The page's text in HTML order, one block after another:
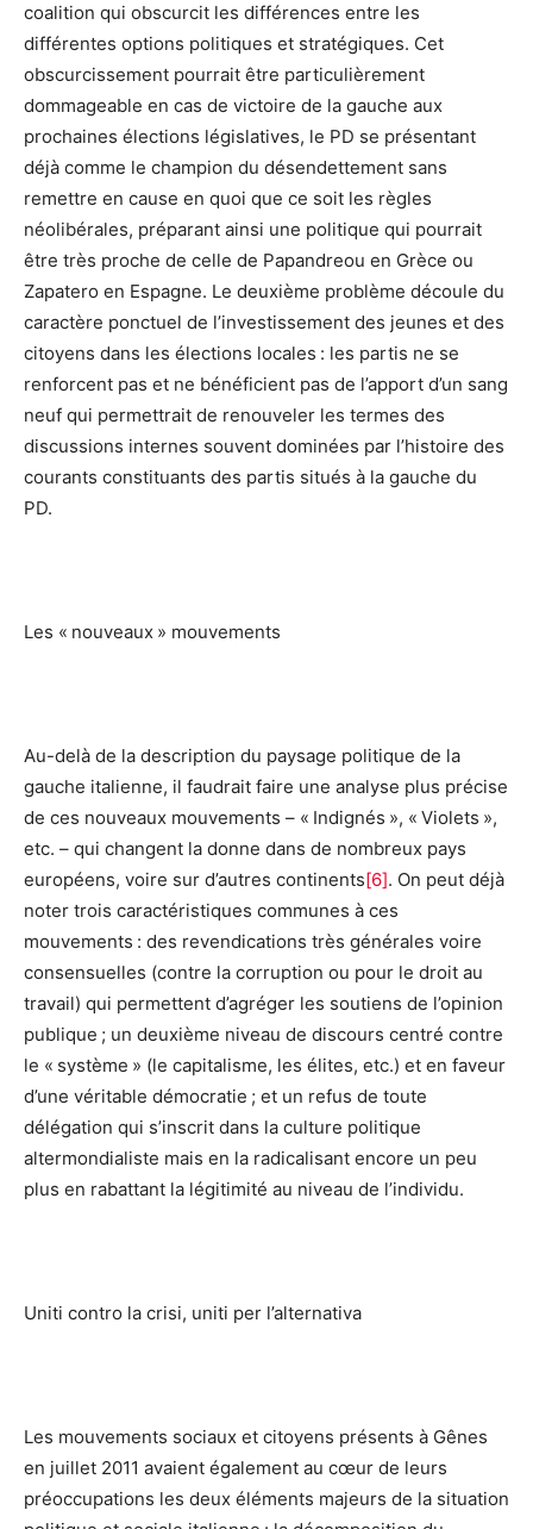
coalition qui obscurcit les différences entre les
différentes options politiques et stratégiques. Cet
obscurcissement pourrait être particulièrement
dommageable en cas de victoire de la gauche aux
prochaines élections législatives, le PD se présentant
déjà comme le champion du désendettement sans
remettre en cause en quoi que ce soit les règles
néolibérales, préparant ainsi une politique qui pourrait
être très proche de celle de Papandreou en Grèce ou
Zapatero en Espagne. Le deuxième problème découle du
caractère ponctuel de l’investissement des jeunes et des
citoyens dans les élections locales : les partis ne se
renforcent pas et ne bénéficient pas de l’apport d’un sang
neuf qui permettrait de renouveler les termes des
discussions internes souvent dominées par l’histoire des
courants constituants des partis situés à la gauche du
PD.
Les « nouveaux » mouvements
Au-delà de la description du paysage politique de la
gauche italienne, il faudrait faire une analyse plus précise
de ces nouveaux mouvements – « Indignés », « Violets »,
etc. – qui changent la donne dans de nombreux pays
européens, voire sur d’autres continents[6]. On peut déjà
noter trois caractéristiques communes à ces
mouvements : des revendications très générales voire
consensuelles (contre la corruption ou pour le droit au
travail) qui permettent d’agréger les soutiens de l’opinion
publique ; un deuxième niveau de discours centré contre
le « système » (le capitalisme, les élites, etc.) et en faveur
d’une véritable démocratie ; et un refus de toute
délégation qui s’inscrit dans la culture politique
altermondialiste mais en la radicalisant encore un peu
plus en rabattant la légitimité au niveau de l’individu.
Uniti contro la crisi, uniti per l’alternativa
Les mouvements sociaux et citoyens présents à Gênes
en juillet 2011 avaient également au cœur de leurs
préoccupations les deux éléments majeurs de la situation